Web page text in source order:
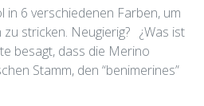
6 verschiedenen Farben, um
stricken. Neugierig? ¿Was ist
besagt, dass die Merino
Stamm, den “benimerines”